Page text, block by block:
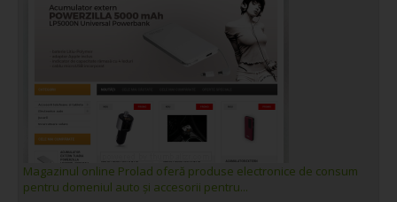
Magazinul online Prolad oferă produse electronice de consum
pentru domeniul auto și accesorii pentru...